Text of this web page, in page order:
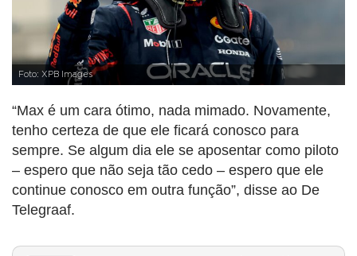
Foto: XPB Images
“Max é um cara ótimo, nada mimado. Novamente,
tenho certeza de que ele ficará conosco para
sempre. Se algum dia ele se aposentar como piloto
– espero que não seja tão cedo – espero que ele
continue conosco em outra função”, disse ao De
Telegraaf.